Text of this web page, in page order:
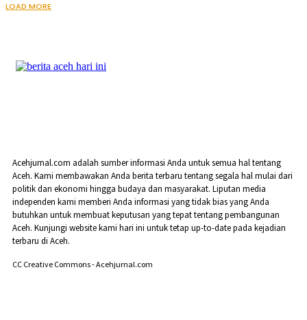
LOAD MORE
Acehjurnal.com adalah sumber informasi Anda untuk semua hal tentang
Aceh. Kami membawakan Anda berita terbaru tentang segala hal mulai dari
politik dan ekonomi hingga budaya dan masyarakat. Liputan media
independen kami memberi Anda informasi yang tidak bias yang Anda
butuhkan untuk membuat keputusan yang tepat tentang pembangunan
Aceh. Kunjungi website kami hari ini untuk tetap up-to-date pada kejadian
terbaru di Aceh.
CC Creative Commons - Acehjurnal.com